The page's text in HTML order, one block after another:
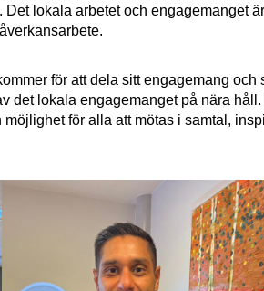
Det lokala arbetet och engagemanget
för att dela sitt engagemang och
det lokala engagemanget på nära
för alla att mötas i samtal,